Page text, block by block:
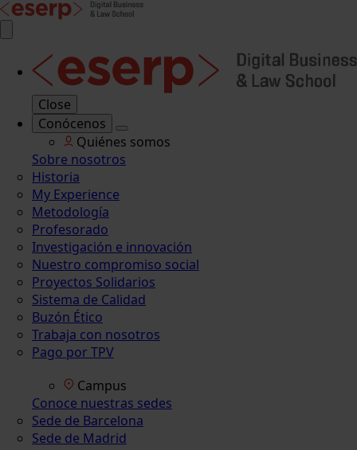
Close
Conócenos
Quiénes somos
Sobre nosotros
Historia
My Experience
Metodología
Profesorado
Investigación e innovación
Nuestro compromiso social
Proyectos Solidarios
Sistema de Calidad
Buzón Ético
Trabaja con nosotros
Pago por TPV
Campus
Conoce nuestras sedes
Sede de Barcelona
Sede de Madrid